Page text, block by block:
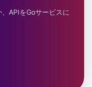
APIをGoサービスに